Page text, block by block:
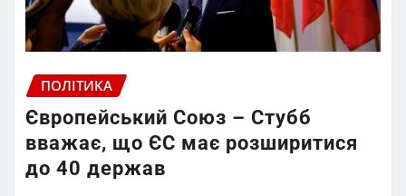
ПОЛІТИКА
Європейський Союз – Стубб
вважає, що ЄС має розширитися
до 40 держав